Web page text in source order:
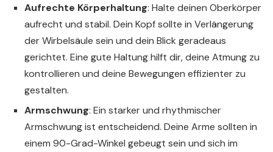
Aufrechte Körperhaltung: Halte deinen Oberkörper
aufrecht und stabil. Dein Kopf sollte in Verlängerung
der Wirbelsäule sein und dein Blick geradeaus
gerichtet. Eine gute Haltung hilft dir, deine Atmung zu
kontrollieren und deine Bewegungen effizienter zu
gestalten.
Armschwung: Ein starker und rhythmischer
Armschwung ist entscheidend. Deine Arme sollten in
einem 90-Grad-Winkel gebeugt sein und sich im